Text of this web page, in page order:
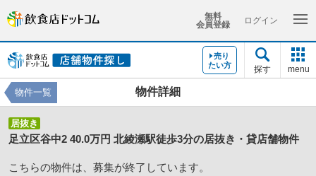
無料
会員登録
ログイン
売り
たい方
探す menu
物件詳細
物件一覧
居抜き
足立区谷中2 40.0万円 北綾瀬駅徒歩3分の居抜き・貸店舗物件
こちらの物件は、募集が終了しています。